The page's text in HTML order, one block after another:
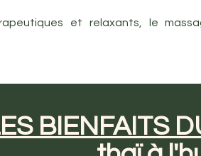
et relaxants, le
BIENFAITS